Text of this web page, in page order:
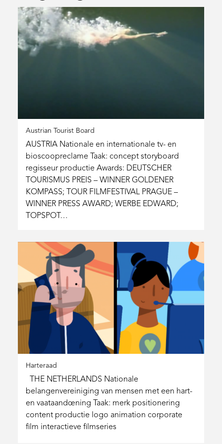
Austrian Tourist Board
AUSTRIA Nationale en internationale tv- en
bioscoopreclame Taak: concept storyboard
regisseur productie Awards: DEUTSCHER
TOURISMUS PREIS – WINNER GOLDENER
KOMPASS; TOUR FILMFESTIVAL PRAGUE –
WINNER PRESS AWARD; WERBE EDWARD;
TOPSPOT…
Harteraad
THE NETHERLANDS Nationale
belangenvereiniging van mensen met een hart-
en vaataandoening Taak: merk positionering
content productie logo animation corporate
film interactieve filmseries